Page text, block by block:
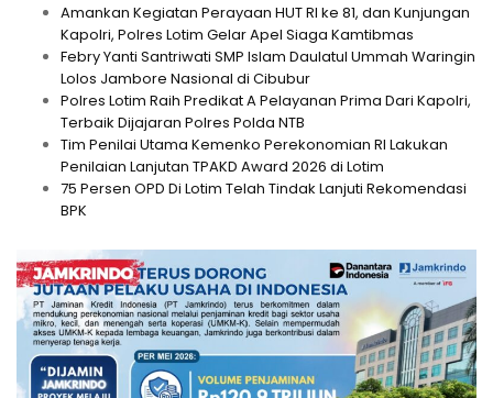
Amankan Kegiatan Perayaan HUT RI ke 81, dan Kunjungan
Kapolri, Polres Lotim Gelar Apel Siaga Kamtibmas
Febry Yanti Santriwati SMP Islam Daulatul Ummah Waringin
Lolos Jambore Nasional di Cibubur
Polres Lotim Raih Predikat A Pelayanan Prima Dari Kapolri,
Terbaik Dijajaran Polres Polda NTB
Tim Penilai Utama Kemenko Perekonomian RI Lakukan
Penilaian Lanjutan TPAKD Award 2026 di Lotim
75 Persen OPD Di Lotim Telah Tindak Lanjuti Rekomendasi
BPK